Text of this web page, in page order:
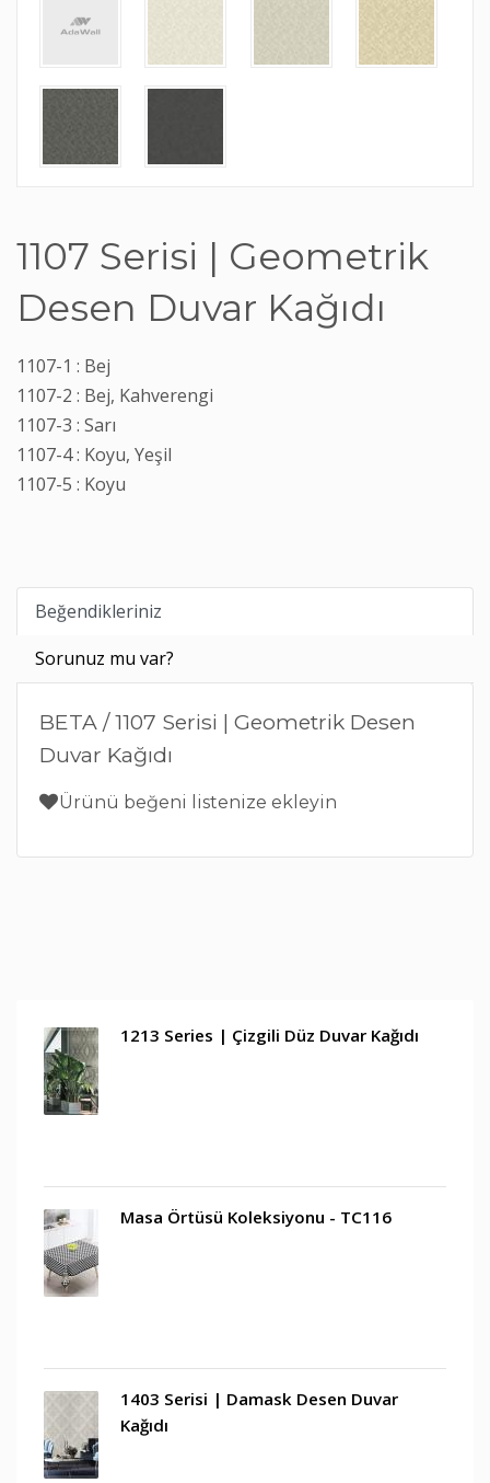
1107 Serisi | Geometrik
Desen Duvar Kağıdı
1107-1 : Bej
1107-2 : Bej, Kahverengi
1107-3 : Sarı
1107-4 : Koyu, Yeşil
1107-5 : Koyu
Beğendikleriniz
Sorunuz mu var?
BETA / 1107 Serisi | Geometrik Desen
Duvar Kağıdı
Ürünü beğeni listenize ekleyin
1213 Series | Çizgili Düz Duvar Kağıdı
Masa Örtüsü Koleksiyonu - TC116
1403 Serisi | Damask Desen Duvar
Kağıdı